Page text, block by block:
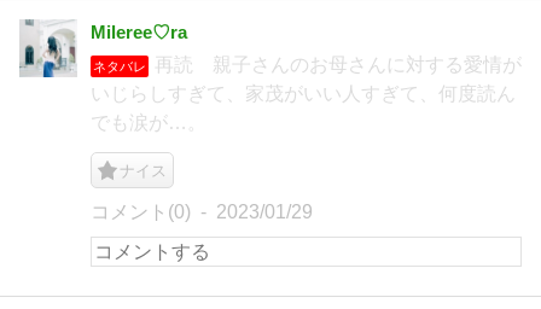
Mileree♡ra
ネタバレ
再読 親子さんのお母さんに対する愛情が
いじらしすぎて、家茂がいい人すぎて、何度読ん
でも涙が…。
ナイス
コメント(0) 2023/01/29